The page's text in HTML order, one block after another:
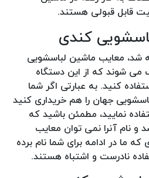
قابل قبولی هستند.
کندی
شد، معایب ماشین لباسشویی
می شوند که از این دستگاه
کنید. به عبارتی اگر شما
جهان را هم خریداری کنید
نمایید، مطمئن باشید که
نام آنرا نمی توان معایب
ما در ادامه برای شما نام برده
نادرست و اشتباه هستند.